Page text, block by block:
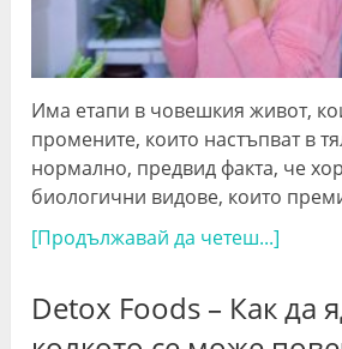
Има етапи в човешкия живот,
промените, които настъпват в
нормално, предвид факта, че
биологични видове, които
[Продължавай да четеш...]
Detox Foods – Как да